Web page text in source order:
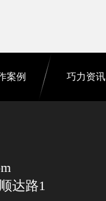
案例 巧力资讯
达路1